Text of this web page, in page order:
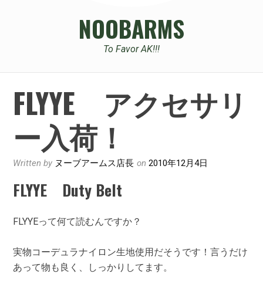
NOOBARMS
To Favor AK!!!
FLYYE アクセサリ
ー入荷！
Written by ヌーブアームス店長 on2010年12月4日
FLYYE Duty Belt
FLYYEって何て読むんですか？
実物コーデュラナイロン生地使用だそうです！言うだけ
あって物も良く、しっかりしてます。